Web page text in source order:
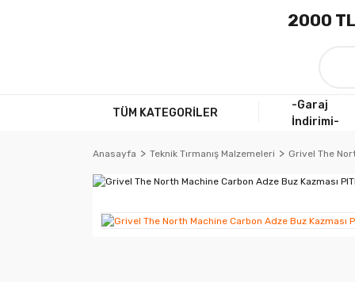
2000 TL
TÜM KATEGORİLER
-Garaj
İndirimi-
Anasayfa Teknik Tırmanış Malzemeleri Grivel The